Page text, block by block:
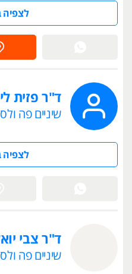
לצפיה
ד"ר פזית
שיניים פה
לצפיה
ד"ר צבי
שיניים פה